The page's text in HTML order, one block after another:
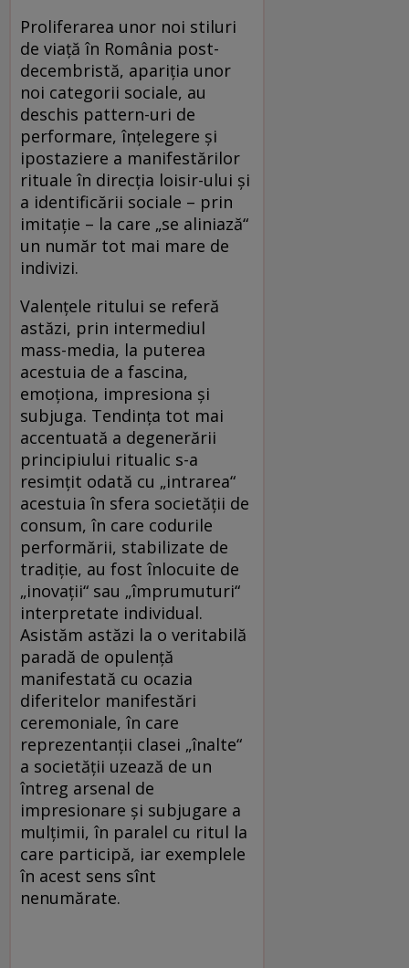
Proliferarea unor noi stiluri
de viaţă în România post-
decembristă, apariţia unor
noi categorii sociale, au
deschis pattern-uri de
performare, înţelegere şi
ipostaziere a manifestărilor
rituale în direcţia loisir-ului şi
a identificării sociale – prin
imitaţie – la care „se aliniază“
un număr tot mai mare de
indivizi.
Valenţele ritului se referă
astăzi, prin intermediul
mass-media, la puterea
acestuia de a fascina,
emoţiona, impresiona şi
subjuga. Tendinţa tot mai
accentuată a degenerării
principiului ritualic s-a
resimţit odată cu „intrarea“
acestuia în sfera societăţii de
consum, în care codurile
performării, stabilizate de
tradiţie, au fost înlocuite de
„inovaţii“ sau „împrumuturi“
interpretate individual.
Asistăm astăzi la o veritabilă
paradă de opulenţă
manifestată cu ocazia
diferitelor manifestări
ceremoniale, în care
reprezentanţii clasei „înalte“
a societăţii uzează de un
întreg arsenal de
impresionare şi subjugare a
mulţimii, în paralel cu ritul la
care participă, iar exemplele
în acest sens sînt
nenumărate.